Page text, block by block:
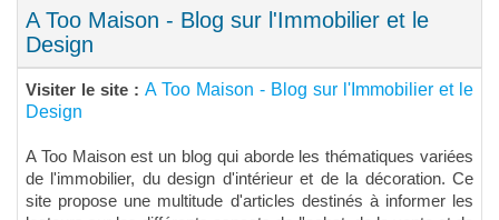
A Too Maison - Blog sur l'Immobilier et le
Design
Visiter le site : A Too Maison - Blog sur l'Immobilier et le
Design
A Too Maison est un blog qui aborde les thématiques variées
de l'immobilier, du design d'intérieur et de la décoration. Ce
site propose une multitude d'articles destinés à informer les